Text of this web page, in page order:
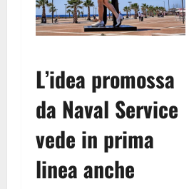
L’idea promossa
da Naval Service
vede in prima
linea anche